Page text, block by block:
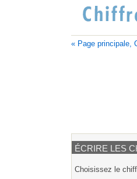
« Page principale,
ÉCRIRE LES
Choisissez le